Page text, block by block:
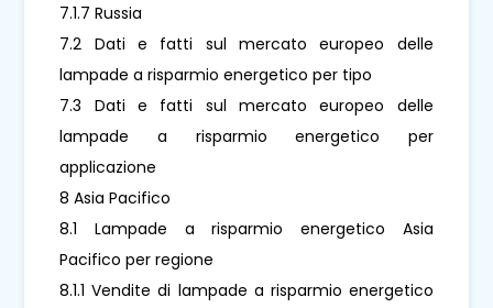
7.1.7 Russia
7.2 Dati e fatti sul mercato europeo delle
lampade a risparmio energetico per tipo
7.3 Dati e fatti sul mercato europeo delle
lampade a risparmio energetico per
applicazione
8 Asia Pacifico
8.1 Lampade a risparmio energetico Asia
Pacifico per regione
8.1.1 Vendite di lampade a risparmio energetico